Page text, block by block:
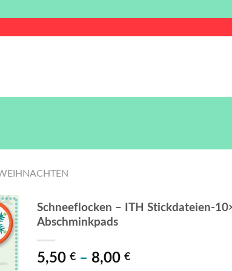
Schneeflocken – ITH Stickdateien-
Abschminkpads
5,50 €– 8,00 €